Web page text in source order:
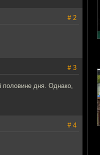
# 2
# 3
половине дня. Однако,
# 4